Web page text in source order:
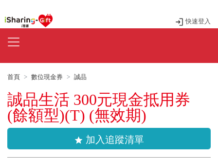
快速登入
首頁 數位現金券 誠品
誠品生活 300元現金抵用券
(餘額型)(T) (無效期)
star 加入追蹤清單